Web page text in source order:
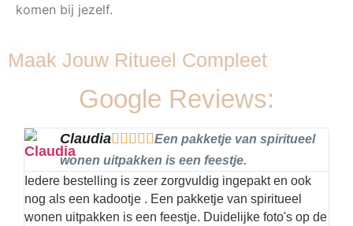
komen bij jezelf.
Maak Jouw Ritueel Compleet
Google Reviews:
ClaudiaEen pakketje van spiritueel
wonen uitpakken is een feestje.
Iedere bestelling is zeer zorgvuldig ingepakt en ook
nog als een kadootje . Een pakketje van spiritueel
wonen uitpakken is een feestje. Duidelijke foto's op de